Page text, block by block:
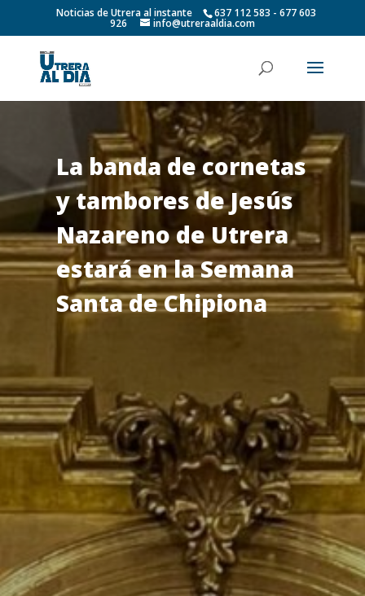
Noticias de Utrera al instante 637 112 583 - 677 603
926 info@utreraaldia.com
La banda de cornetas
y tambores de Jesús
Nazareno de Utrera
estará en la Semana
Santa de Chipiona